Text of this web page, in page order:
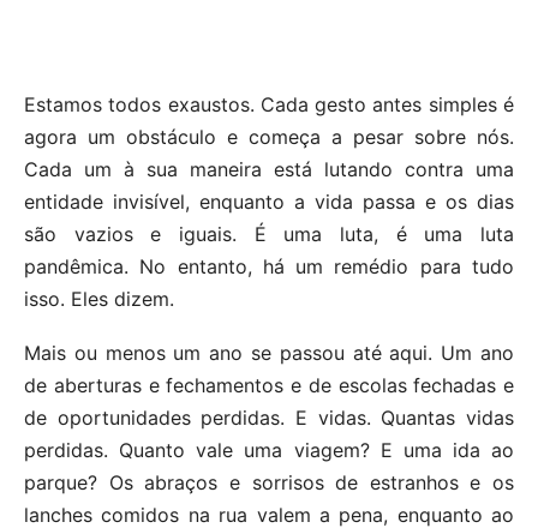
Estamos todos exaustos. Cada gesto antes simples é
agora um obstáculo e começa a pesar sobre nós.
Cada um à sua maneira está lutando contra uma
entidade invisível, enquanto a vida passa e os dias
são vazios e iguais. É uma luta, é uma luta
pandêmica. No entanto, há um remédio para tudo
isso. Eles dizem.
Mais ou menos um ano se passou até aqui. Um ano
de aberturas e fechamentos e de escolas fechadas e
de oportunidades perdidas. E vidas. Quantas vidas
perdidas. Quanto vale uma viagem? E uma ida ao
parque? Os abraços e sorrisos de estranhos e os
lanches comidos na rua valem a pena, enquanto ao